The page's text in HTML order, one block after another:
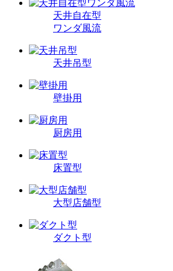
天井自在型
ワンダ風流
天井吊型
壁掛用
厨房用
床置型
大型店舗型
ダクト型